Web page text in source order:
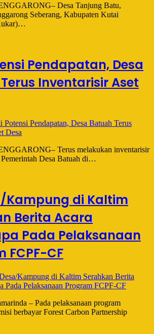
Desa Tanjung Batu,
Seberang, Kabupaten Kutai
Pendapatan, Desa
Inventarisir Aset
Terus melakukan inventarisir
Pemerintah Desa Batuah di…
Kampung di Kaltim
Berita Acara
Pada Pelaksanaan
FCPF-CF
– Pada pelaksanaan program
berbayar Forest Carbon Partnership